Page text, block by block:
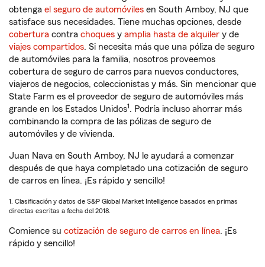
obtenga el seguro de automóviles en South Amboy, NJ que
satisface sus necesidades. Tiene muchas opciones, desde
cobertura contra choques y amplia hasta de alquiler y de
viajes compartidos. Si necesita más que una póliza de seguro
de automóviles para la familia, nosotros proveemos
cobertura de seguro de carros para nuevos conductores,
viajeros de negocios, coleccionistas y más. Sin mencionar que
State Farm es el proveedor de seguro de automóviles más
grande en los Estados Unidos1 . Podría incluso ahorrar más
combinando la compra de las pólizas de seguro de
automóviles y de vivienda.
Juan Nava en South Amboy, NJ le ayudará a comenzar
después de que haya completado una cotización de seguro
de carros en línea. ¡Es rápido y sencillo!
1. Clasificación y datos de S&P Global Market Intelligence basados en primas
directas escritas a fecha del 2018.
Comience su cotización de seguro de carros en línea. ¡Es
rápido y sencillo!